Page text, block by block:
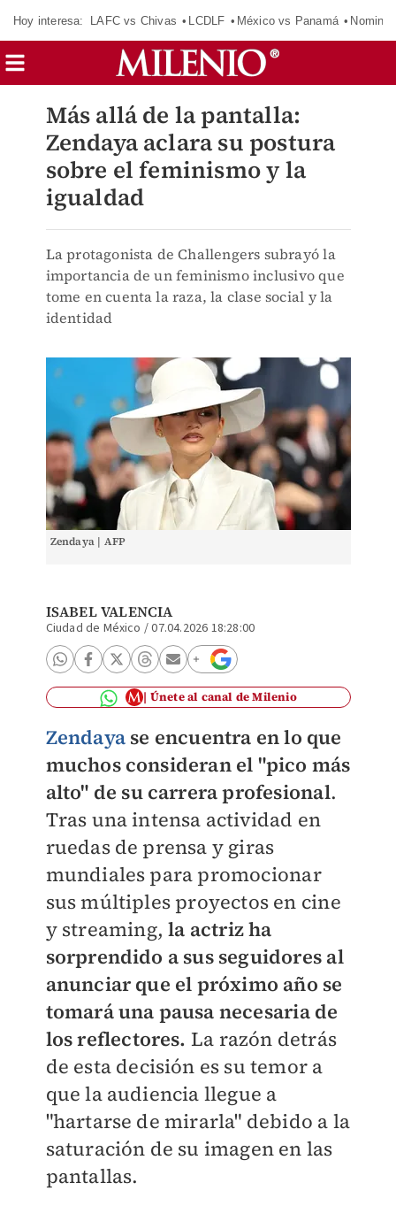
Hoy interesa: LAFC vs Chivas LCDLF México vs Panamá
Más allá de la pantalla:
Zendaya aclara su postura
sobre el feminismo y la
igualdad
La protagonista de Challengers subrayó la
importancia de un feminismo inclusivo que
tome en cuenta la raza, la clase social y la
identidad
Zendaya | AFP
ISABEL VALENCIA
Ciudad de México /07.04.2026 18:28:00
Únete al canal de Milenio
Zendaya se encuentra en lo que
muchos consideran el "pico más
alto" de su carrera profesional.
Tras una intensa actividad en
ruedas de prensa y giras
mundiales para promocionar
sus múltiples proyectos en cine
y streaming,la actriz ha
sorprendido a sus seguidores al
anunciar que el próximo año se
tomará una pausa necesaria de
los reflectores. La razón detrás
de esta decisión es su temor a
que la audiencia llegue a
"hartarse de mirarla" debido a la
saturación de su imagen en las
pantallas.